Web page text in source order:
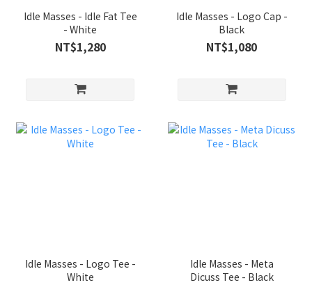
Idle Masses - Idle Fat Tee
- White
NT$1,280
Idle Masses - Logo Cap -
Black
NT$1,080
Idle Masses - Logo Tee -
White
Idle Masses - Meta
Dicuss Tee - Black